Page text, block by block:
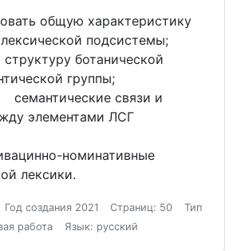
общую характеристику
подсистемы;
ботанической
группы;
семантические связи и
элементами ЛСГ
номинативные
лексики.
Год создания 2021 Страниц: 50
Тип
работа
Язык: русский